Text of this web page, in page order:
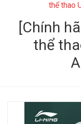
thể thao
[Chính
thể